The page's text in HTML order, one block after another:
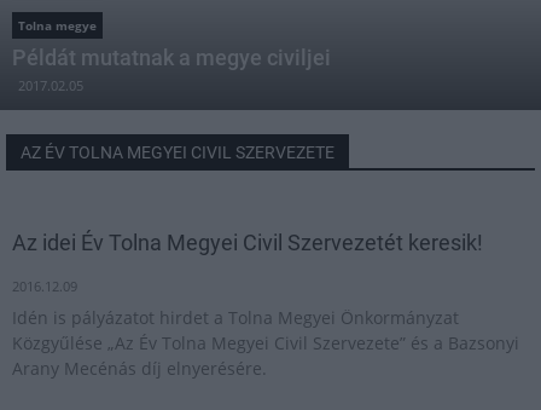
Tolna megye
Példát mutatnak a megye civiljei
2017.02.05
AZ ÉV TOLNA MEGYEI CIVIL SZERVEZETE
Az idei Év Tolna Megyei Civil Szervezetét keresik!
2016.12.09
Idén is pályázatot hirdet a Tolna Megyei Önkormányzat
Közgyűlése „Az Év Tolna Megyei Civil Szervezete” és a Bazsonyi
Arany Mecénás díj elnyerésére.